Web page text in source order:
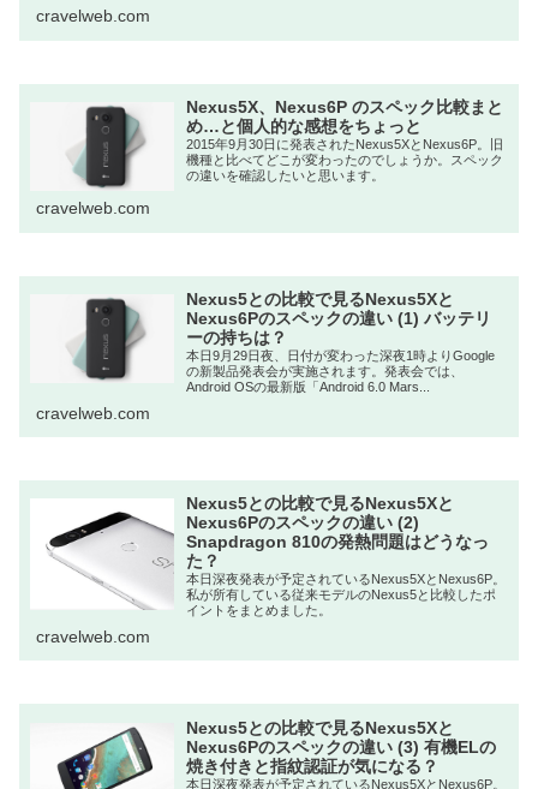
cravelweb.com
Nexus5X、Nexus6P のスペック比較まと
め…と個人的な感想をちょっと
2015年9月30日に発表されたNexus5XとNexus6P。旧
機種と比べてどこが変わったのでしょうか。スペック
の違いを確認したいと思います。
cravelweb.com
Nexus5との比較で見るNexus5Xと
Nexus6Pのスペックの違い (1) バッテリ
ーの持ちは？
本日9月29日夜、日付が変わった深夜1時よりGoogle
の新製品発表会が実施されます。発表会では、
Android OSの最新版「Android 6.0 Mars...
cravelweb.com
Nexus5との比較で見るNexus5Xと
Nexus6Pのスペックの違い (2)
Snapdragon 810の発熱問題はどうなっ
た？
本日深夜発表が予定されているNexus5XとNexus6P。
私が所有している従来モデルのNexus5と比較したポ
イントをまとめました。
cravelweb.com
Nexus5との比較で見るNexus5Xと
Nexus6Pのスペックの違い (3) 有機ELの
焼き付きと指紋認証が気になる？
本日深夜発表が予定されているNexus5XとNexus6P。